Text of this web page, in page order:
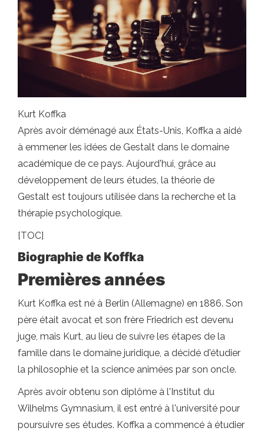
Kurt Koffka
Après avoir déménagé aux États-Unis, Koffka a aidé
à emmener les idées de Gestalt dans le domaine
académique de ce pays. Aujourd'hui, grâce au
développement de leurs études, la théorie de
Gestalt est toujours utilisée dans la recherche et la
thérapie psychologique.
[TOC]
Biographie de Koffka
Premières années
Kurt Koffka est né à Berlin (Allemagne) en 1886. Son
père était avocat et son frère Friedrich est devenu
juge, mais Kurt, au lieu de suivre les étapes de la
famille dans le domaine juridique, a décidé d'étudier
la philosophie et la science animées par son oncle.
Après avoir obtenu son diplôme à l'Institut du
Wilhelms Gymnasium, il est entré à l'université pour
poursuivre ses études. Koffka a commencé à étudier